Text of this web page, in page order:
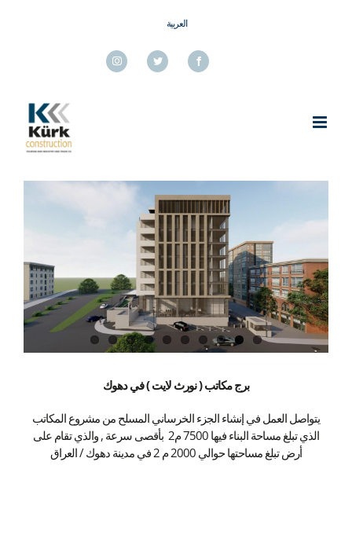
العربية
Facebook
Twitter
Instagram
برج مكاتب ( نورث لايت ) في دهوك
يتواصل العمل في إنشاء الجزء الخرساني المسلح من مشروع المكاتب
الذي تبلغ مساحة البناء فيها 7500 م2 بأقصى سرعة , والذي تقام على
أرض تبلغ مساحتها حوالي 2000 م 2 في مدينة دهوك / العراق